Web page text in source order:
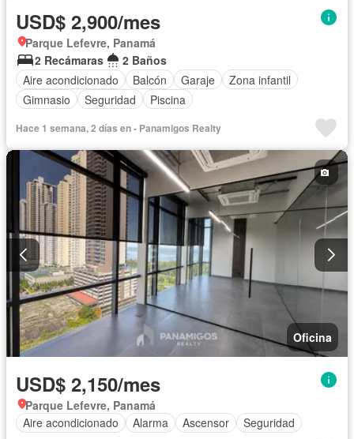
USD$ 2,900/mes
Parque Lefevre, Panamá
2 Recámaras
2 Baños
Aire acondicionado
Balcón Garaje
Zona infantil
Gimnasio
Seguridad Piscina
Hace 1 semana, 2 días en - Panamigos Realty
Oficina
USD$ 2,150/mes
Parque Lefevre, Panamá
Aire acondicionado
Alarma Ascensor Seguridad